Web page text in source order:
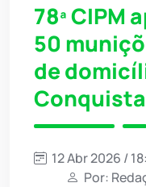
78ª CIPM
50
de
Conquista
12 Abr 2026 /
Por: